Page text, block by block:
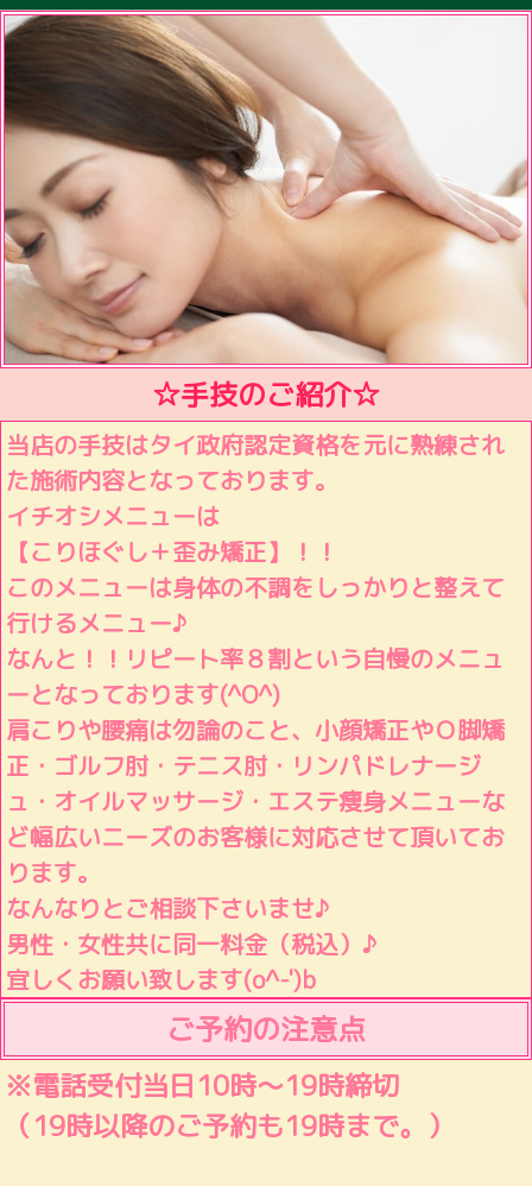
☆手技のご紹介☆
当店の手技はタイ政府認定資格を元に熟練され
た施術内容となっております。
イチオシメニューは
【こりほぐし＋歪み矯正】！！
このメニューは身体の不調をしっかりと整えて
行けるメニュー♪
なんと！！リピート率８割という自慢のメニュ
ーとなっております(^O^)
肩こりや腰痛は勿論のこと、小顔矯正やＯ脚矯
正・ゴルフ肘・テニス肘・リンパドレナージ
ュ・オイルマッサージ・エステ痩身メニューな
ど幅広いニーズのお客様に対応させて頂いてお
ります。
なんなりとご相談下さいませ♪
男性・女性共に同一料金（税込）♪
宜しくお願い致します(o^-')b
ご予約の注意点
※電話受付当日10時～19時締切
（19時以降のご予約も19時まで。）